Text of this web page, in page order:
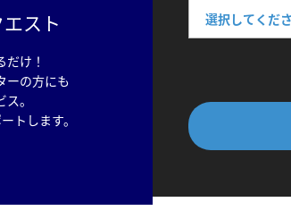
スト
け！
ーの方にも
。
トします。